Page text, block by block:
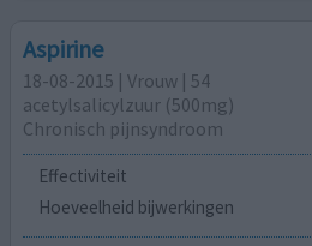
Aspirine
18-08-2015 | Vrouw | 54
acetylsalicylzuur (500mg)
Chronisch pijnsyndroom
Effectiviteit
Hoeveelheid bijwerkingen